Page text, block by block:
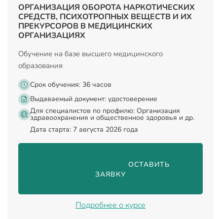
ОРГАНИЗАЦИЯ ОБОРОТА НАРКОТИЧЕСКИХ
СРЕДСТВ, ПСИХОТРОПНЫХ ВЕЩЕСТВ И ИХ
ПРЕКУРСОРОВ В МЕДИЦИНСКИХ
ОРГАНИЗАЦИЯХ
Обучение на базе высшего медицинского
образования
Срок обучения: 36 часов
Выдаваемый документ: удостоверение
Для специалистов по профилю: Организация
здравоохранения и общественное здоровья и др.
Дата старта: 7 августа 2026 года
                                ОСТАВИТЬ
ЗАЯВКУ
Подробнее о курсе